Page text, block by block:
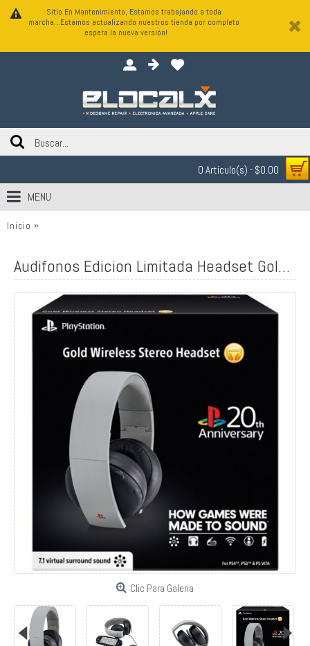
Sitio En Mantenimiento, Estamos trabajando a toda
marcha...Estamos actualizando nuestros tienda por completo
espera la nueva versión!
0 Artículo(s) - $0.00
MENU
Inicio
Audifonos Edicion Limitada Headset Gold 20 Aniversario Playstation PS3, PS4, PSVita 7.1 Sorround
Clic Para Galeria